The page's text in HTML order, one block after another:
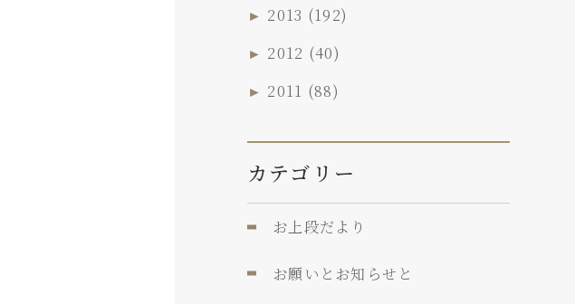
► 2013 (192)
► 2012 (40)
► 2011 (88)
カテゴリー
お上段だより
お願いとお知らせと